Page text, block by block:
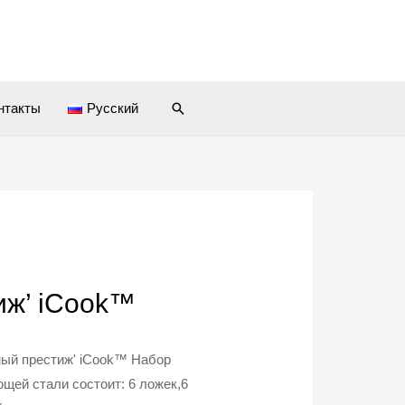
Русский Поиск
iCook™
престиж' iCook™ Набор
стали состоит: 6 ложек,6